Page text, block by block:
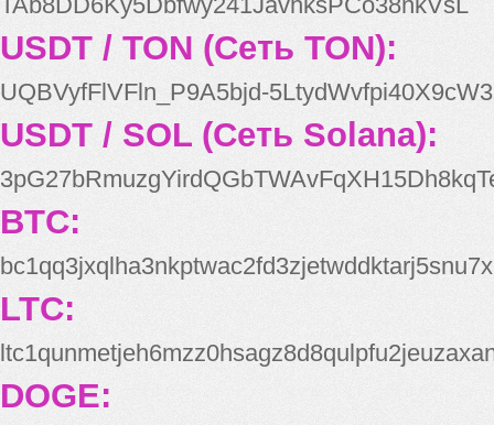
USDT / TON (Сеть TON):
UQBVyfFlVFln_P9A5bjd-
USDT / SOL (Сеть Solana):
BTC:
bc1qq3jxqlha3nkptwac2fd3zjetwddktarj5snu7x
LTC:
DOGE: